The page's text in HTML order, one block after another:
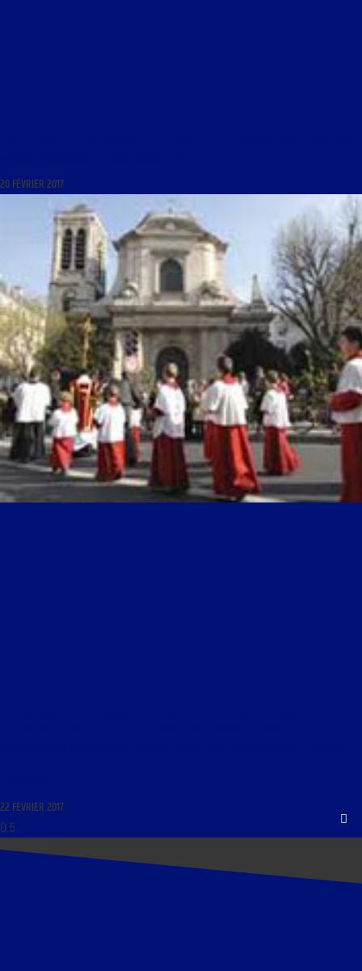
20 FÉVRIER 2017
22 FÉVRIER 2017